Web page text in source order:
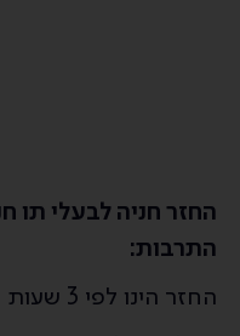
החזר חניה לבעלי תו
התרבות:
החזר הינו לפי 3 שעות חניה.